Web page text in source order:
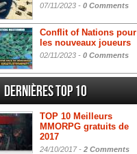
07/11/2023 - 0 Comments
Conflit of Nations pour
les nouveaux joueurs
02/11/2023 - 0 Comments
Dernières Top 10
TOP 10 Meilleurs
MMORPG gratuits de
2017
24/10/2017 - 2 Comments